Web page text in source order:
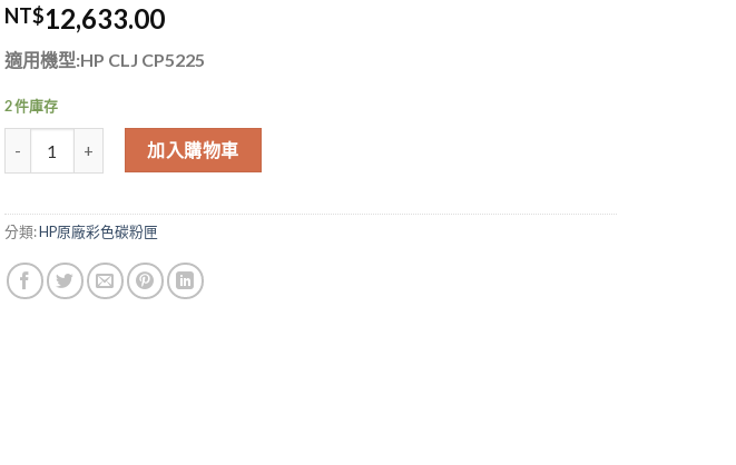
NT$12,633.00
適用機型:HP CLJ CP5225
2 件庫存
HP 307A CE743A 原廠紅色碳粉匣 CP5225 數量
加入購物車
分類:HP原廠彩色碳粉匣